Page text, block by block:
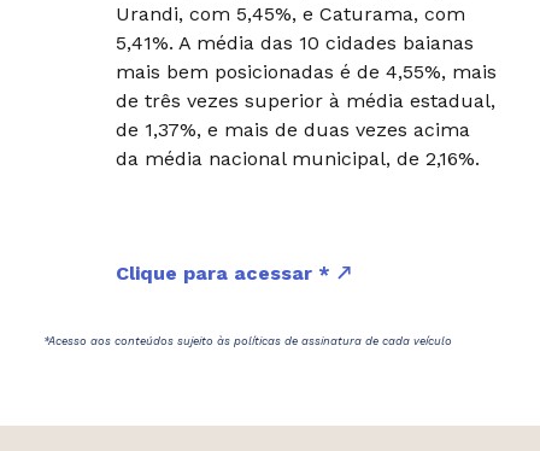
Urandi, com 5,45%, e Caturama, com
5,41%. A média das 10 cidades baianas
mais bem posicionadas é de 4,55%, mais
de três vezes superior à média estadual,
de 1,37%, e mais de duas vezes acima
da média nacional municipal, de 2,16%.
Clique para acessar *
*Acesso aos conteúdos sujeito às políticas de assinatura de cada veículo